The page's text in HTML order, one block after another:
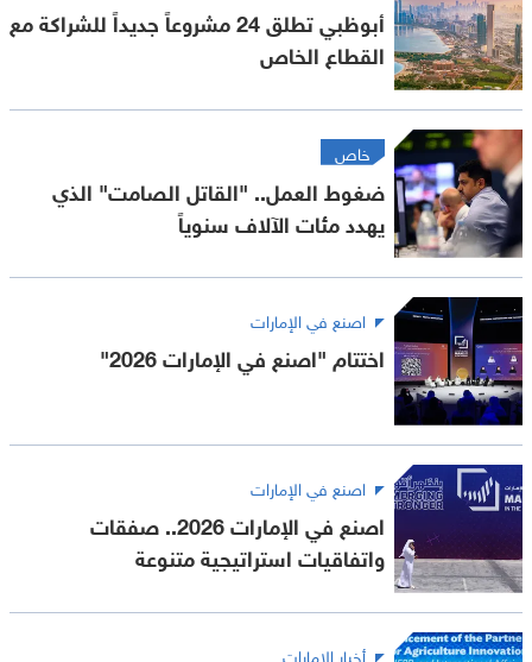
أبوظبي تطلق 24 مشروعاً جديداً للشراكة مع
القطاع الخاص
خاص
ضغوط العمل.. "القاتل الصامت" الذي
يهدد مئات الآلاف سنوياً
اصنع في الإمارات
اختتام "اصنع في الإمارات 2026"
اصنع في الإمارات
اصنع في الإمارات 2026.. صفقات
واتفاقيات استراتيجية متنوعة
أخبار الإمارات